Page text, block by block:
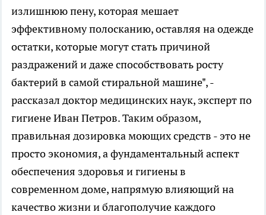
излишнюю пену, которая мешает
эффективному полосканию, оставляя на одежде
остатки, которые могут стать причиной
раздражений и даже способствовать росту
бактерий в самой стиральной машине", -
рассказал доктор медицинских наук, эксперт по
гигиене Иван Петров. Таким образом,
правильная дозировка моющих средств - это не
просто экономия, а фундаментальный аспект
обеспечения здоровья и гигиены в
современном доме, напрямую влияющий на
качество жизни и благополучие каждого